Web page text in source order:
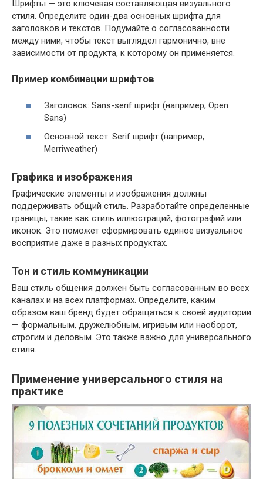
Шрифты — это ключевая составляющая визуального
стиля. Определите один-два основных шрифта для
заголовков и текстов. Подумайте о согласованности
между ними, чтобы текст выглядел гармонично, вне
зависимости от продукта, к которому он применяется.
Пример комбинации шрифтов
Заголовок: Sans-serif шрифт (например, Open
Sans)
Основной текст: Serif шрифт (например,
Merriweather)
Графика и изображения
Графические элементы и изображения должны
поддерживать общий стиль. Разработайте определенные
границы, такие как стиль иллюстраций, фотографий или
иконок. Это поможет сформировать единое визуальное
восприятие даже в разных продуктах.
Тон и стиль коммуникации
Ваш стиль общения должен быть согласованным во всех
каналах и на всех платформах. Определите, каким
образом ваш бренд будет обращаться к своей аудитории
— формальным, дружелюбным, игривым или наоборот,
строгим и деловым. Это также важно для универсального
стиля.
Применение универсального стиля на
практике